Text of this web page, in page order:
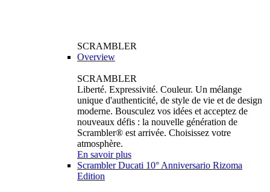
SCRAMBLER
Overview
SCRAMBLER
Liberté. Expressivité. Couleur. Un mélange
unique d'authenticité, de style de vie et de design
moderne. Bousculez vos idées et acceptez de
nouveaux défis : la nouvelle génération de
Scrambler® est arrivée. Choisissez votre
atmosphère.
En savoir plus
Scrambler Ducati 10° Anniversario Rizoma
Edition